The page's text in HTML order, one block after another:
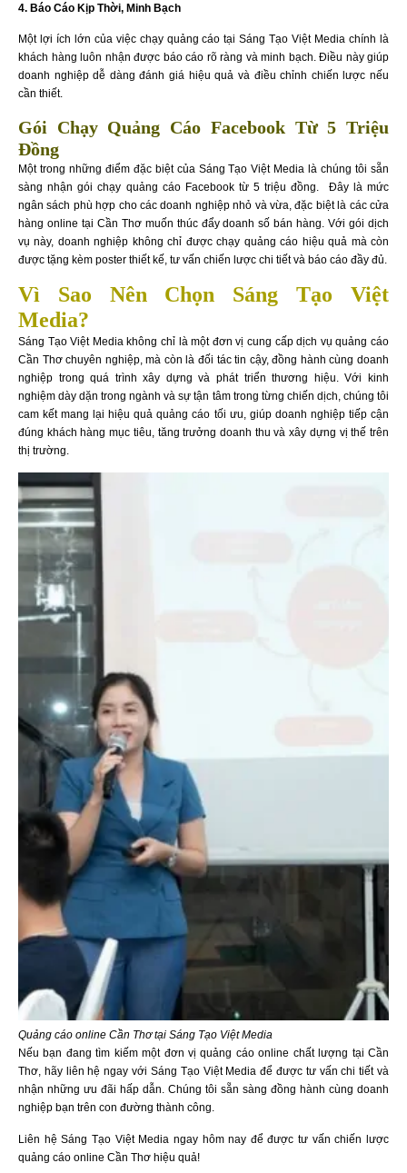
4. Báo Cáo Kịp Thời, Minh Bạch
Một lợi ích lớn của việc chạy quảng cáo tại Sáng Tạo Việt Media chính là
khách hàng luôn nhận được báo cáo rõ ràng và minh bạch. Điều này giúp
doanh nghiệp dễ dàng đánh giá hiệu quả và điều chỉnh chiến lược nếu
cần thiết.
Gói Chạy Quảng Cáo Facebook Từ 5 Triệu
Đồng
Một trong những điểm đặc biệt của Sáng Tạo Việt Media là chúng tôi sẵn
sàng nhận gói chạy quảng cáo Facebook từ 5 triệu đồng. Đây là mức
ngân sách phù hợp cho các doanh nghiệp nhỏ và vừa, đặc biệt là các cửa
hàng online tại Cần Thơ muốn thúc đẩy doanh số bán hàng. Với gói dịch
vụ này, doanh nghiệp không chỉ được chạy quảng cáo hiệu quả mà còn
được tặng kèm poster thiết kế, tư vấn chiến lược chi tiết và báo cáo đầy đủ.
Vì Sao Nên Chọn Sáng Tạo Việt
Media?
Sáng Tạo Việt Media không chỉ là một đơn vị cung cấp dịch vụ quảng cáo
Cần Thơ chuyên nghiệp, mà còn là đối tác tin cậy, đồng hành cùng doanh
nghiệp trong quá trình xây dựng và phát triển thương hiệu. Với kinh
nghiệm dày dặn trong ngành và sự tận tâm trong từng chiến dịch, chúng tôi
cam kết mang lại hiệu quả quảng cáo tối ưu, giúp doanh nghiệp tiếp cận
đúng khách hàng mục tiêu, tăng trưởng doanh thu và xây dựng vị thế trên
thị trường.
Quảng cáo online Cần Thơ tại Sáng Tạo Việt Media
Nếu bạn đang tìm kiếm một đơn vị quảng cáo online chất lượng tại Cần
Thơ, hãy liên hệ ngay với Sáng Tạo Việt Media để được tư vấn chi tiết và
nhận những ưu đãi hấp dẫn. Chúng tôi sẵn sàng đồng hành cùng doanh
nghiệp bạn trên con đường thành công.
Liên hệ Sáng Tạo Việt Media ngay hôm nay để được tư vấn chiến lược
quảng cáo online Cần Thơ hiệu quả!